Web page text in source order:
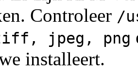
Controleer /
jpeg, png
installeert.